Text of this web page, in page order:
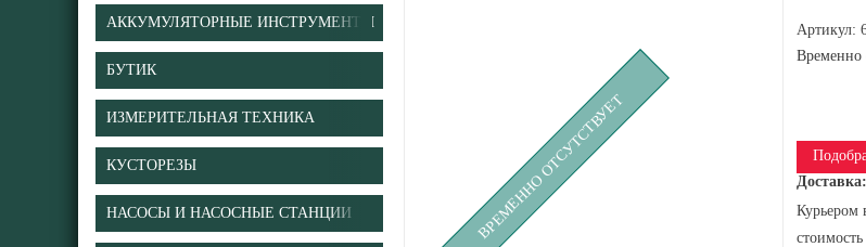
АККУМУЛЯТОРНЫЕ ИНСТРУМЕНТЫ
БУТИК
ИЗМЕРИТЕЛЬНАЯ ТЕХНИКА
КУСТОРЕЗЫ
НАСОСЫ И НАСОСНЫЕ СТАНЦИИ ВРЕМЕННО ОТСУТСТВУЕТ
Артикул:
Временно
Доставка:
Курьером